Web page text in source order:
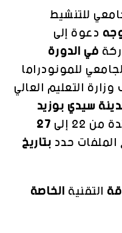
للتنشيط
دعوةإلى
فيالدورة
للمونودراما
وزارةالتعليمالعالي
سيديبوزيد
من22إلى27
الملفاتحددبتاريخ
التقنيةالخاصة